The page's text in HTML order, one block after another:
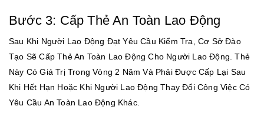
Bước 3: Cấp Thẻ An Toàn Lao Động
Sau Khi Người Lao Động Đạt Yêu Cầu Kiểm Tra, Cơ Sở Đào
Tạo Sẽ Cấp Thẻ An Toàn Lao Động Cho Người Lao Động. Thẻ
Này Có Giá Trị Trong Vòng 2 Năm Và Phải Được Cấp Lại Sau
Khi Hết Hạn Hoặc Khi Người Lao Động Thay Đổi Công Việc Có
Yêu Cầu An Toàn Lao Động Khác.